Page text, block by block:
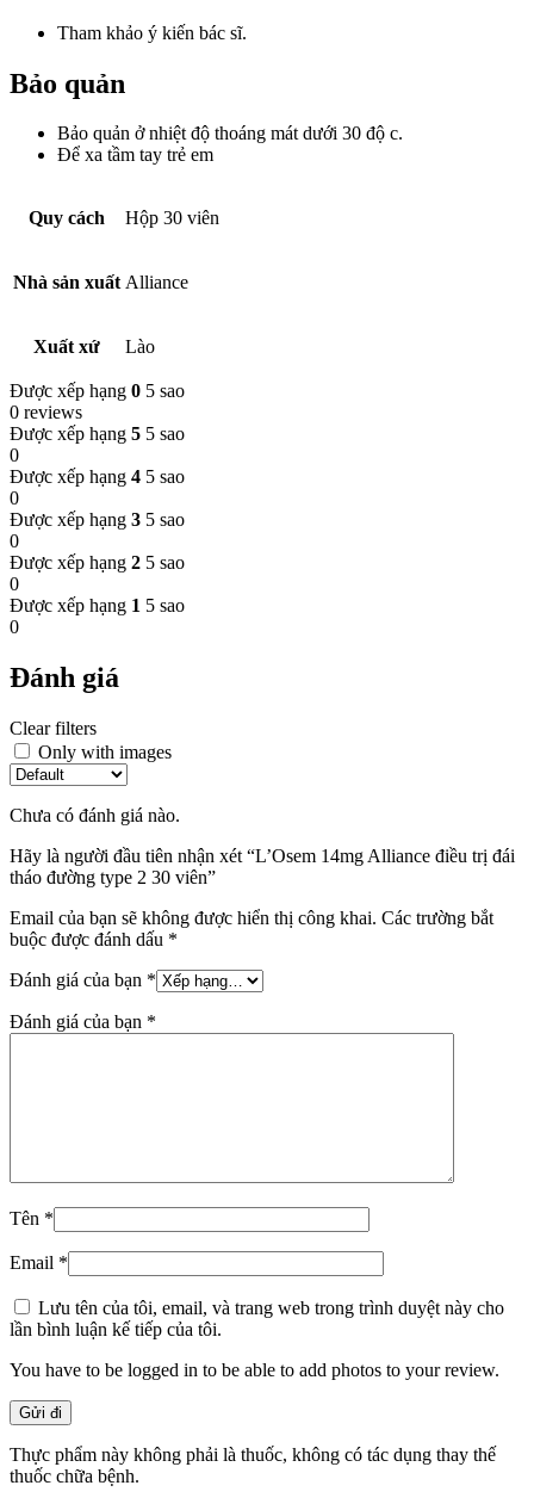
Tham khảo ý kiến bác sĩ.
Bảo quản
Bảo quản ở nhiệt độ thoáng mát dưới 30 độ c.
Để xa tầm tay trẻ em
Quy cách Hộp 30 viên
Nhà sản xuất Alliance
Xuất xứ Lào
Được xếp hạng 0 5 sao
0 reviews
Được xếp hạng 5 5 sao
0
Được xếp hạng 4 5 sao
0
Được xếp hạng 3 5 sao
0
Được xếp hạng 2 5 sao
0
Được xếp hạng 1 5 sao
0
Đánh giá
Clear filters
Only with images
Chưa có đánh giá nào.
Hãy là người đầu tiên nhận xét “L’Osem 14mg Alliance điều trị đái
tháo đường type 2 30 viên”
Email của bạn sẽ không được hiển thị công khai. Các trường bắt
buộc được đánh dấu *
Đánh giá của bạn *
Đánh giá của bạn *
Tên *
Email *
Lưu tên của tôi, email, và trang web trong trình duyệt này cho
lần bình luận kế tiếp của tôi.
You have to be logged in to be able to add photos to your review.
Thực phẩm này không phải là thuốc, không có tác dụng thay thế
thuốc chữa bệnh.